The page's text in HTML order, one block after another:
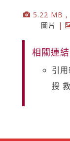
5.22 MB
圖片
|
相關連
引
授